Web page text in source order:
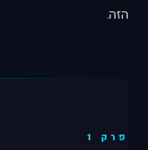
הזה.
פרק 1